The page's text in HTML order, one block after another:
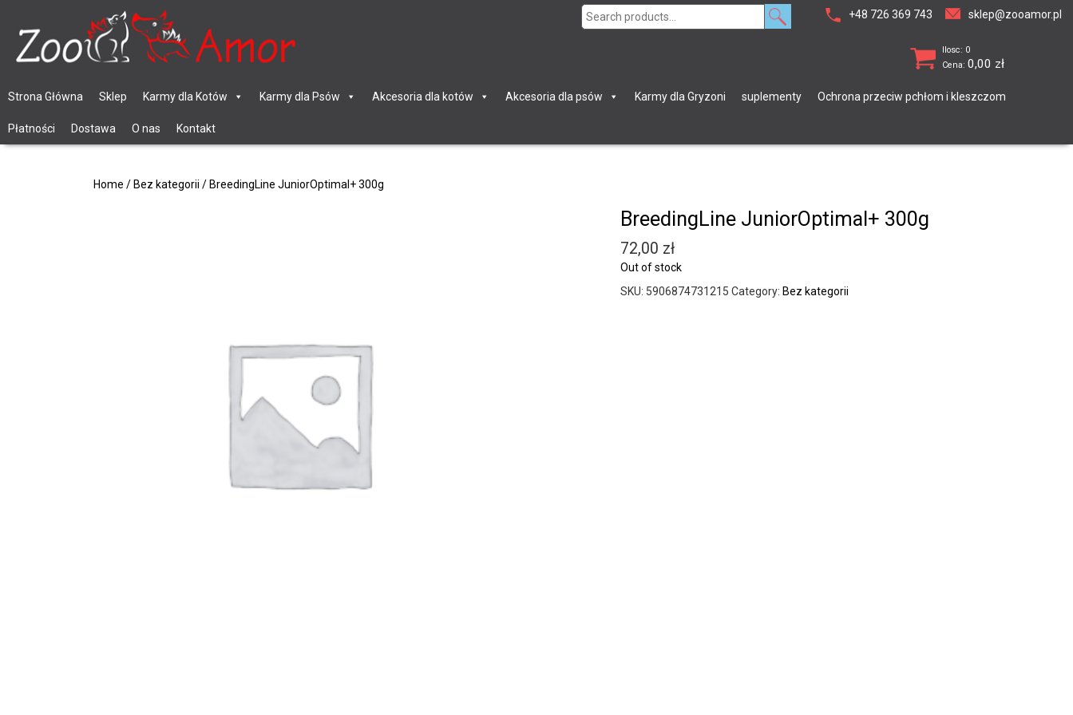
+48 726 369 743 sklep@zooamor.pl
Search
Ilosc: 0
Cena: 0,00 zł
Strona Główna Sklep Karmy dla Kotów Karmy dla Psów Akcesoria dla kotów Akcesoria dla psów Karmy dla Gryzoni suplementy Ochrona przeciw pchłom i kleszczom
Płatności Dostawa O nas Kontakt
Home / Bez kategorii / BreedingLine JuniorOptimal+ 300g
BreedingLine JuniorOptimal+ 300g
72,00 zł
Out of stock
SKU: 5906874731215 Category: Bez kategorii